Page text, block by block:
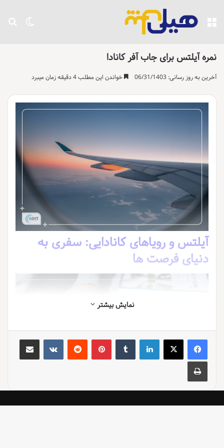
تغییر منو
نمره آیلتس برای جاب آفر کانادا
آخرین به روز رسانی: 06/31/1403 خواندن این مطلب 4 دقیقه زمان میبرد
آیلتس و رویاهای کانادایی: سفری به
دنیای فرصت ها
می دونی یه روزی داشتم تو یه کافه نشسته بودم و یه قهوه تلخ می
نمایش بیشتر
لینکدین ‫تامبلر ‫پین‌ترست‫رددیت ‫VKontakteاشتراک گذاری از طریق ایمیل
چاپ